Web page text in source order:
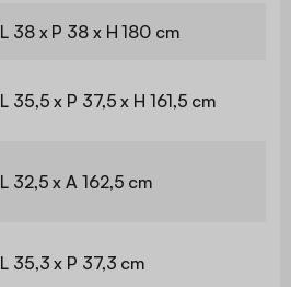
L 38 x P 38 x H 180 cm
L 35,5 x P 37,5 x H 161,5 cm
L 32,5 x A 162,5 cm
L 35,3 x P 37,3 cm